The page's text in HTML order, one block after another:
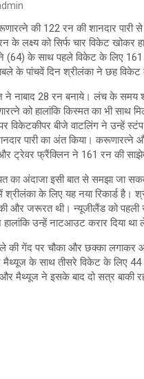
की 122 रन की शानदार
के लक्ष्य को सिर्फ चार विकेट खोकर
(64) के साथ पहले विकेट के लिए 161
के पांचवें दिन श्रीलंका ने छह
ने नाबाद 28 रन बनाये। लंच के
को हालांकि किस्मत का भी साथ
विकेटकीपर बीजे वाटलिंग ने उन्हें
पारी का अंत किया। करूणारत्ने
ट्रेवर फ्रैंक्लिन ने 161 रन की
का अंदाजा इसी बात से समझा जा
के लिए यह नया रिकार्ड है।
और जरूरत थी। न्यूजीलैंड को पहली
हालांकि उन्हें नाटआउट करार दिया
की गेंद पर चौका और छक्का
के साथ तीसरे विकेट के लिए
मैथ्यूज ने इसके बाद दो सत्र बाकी